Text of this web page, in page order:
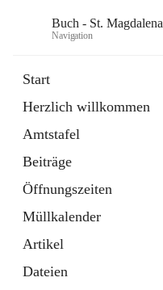
Buch - St. Magdalena
Navigation
Start
Herzlich willkommen
Amtstafel
Beiträge
Öffnungszeiten
Müllkalender
Artikel
Dateien
11 Schnellzugriffe
Bürgerservice
10 Schnellzugriffe